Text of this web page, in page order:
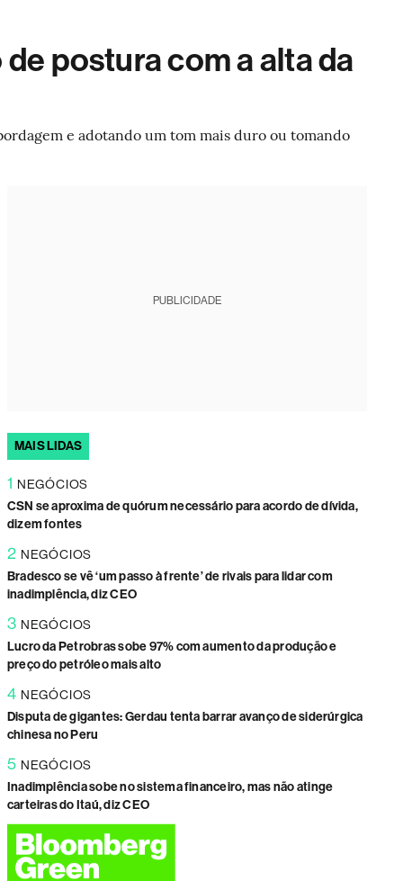
postura com a alta da
e adotando um tom mais duro ou tomando
PUBLICIDADE
MAIS LIDAS
1 NEGÓCIOS
CSN se aproxima de quórum necessário para acordo de dívida,
dizem fontes
2 NEGÓCIOS
Bradesco se vê ‘um passo à frente’ de rivais para lidar com
inadimplência, diz CEO
3 NEGÓCIOS
Lucro da Petrobras sobe 97% com aumento da produção e
preço do petróleo mais alto
4 NEGÓCIOS
Disputa de gigantes: Gerdau tenta barrar avanço de siderúrgica
chinesa no Peru
5 NEGÓCIOS
Inadimplência sobe no sistema financeiro, mas não atinge
carteiras do Itaú, diz CEO